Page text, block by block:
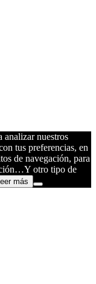
analizar nuestros
tus preferencias, en
de navegación, para
otro tipo de
Leer más